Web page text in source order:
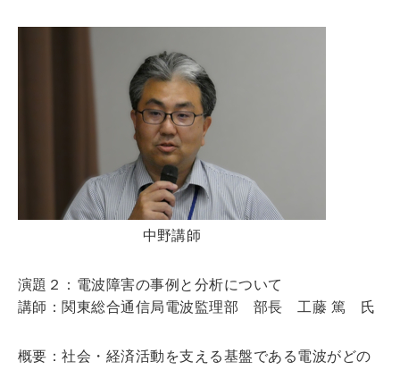
中野講師
演題２：電波障害の事例と分析について
講師：関東総合通信局電波監理部 部長 工藤 篤 氏
概要：社会・経済活動を支える基盤である電波がどの